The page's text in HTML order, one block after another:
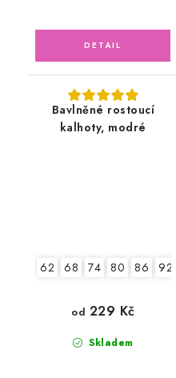
Bavlněné rostoucí
kalhoty, modré
62 68 74 80 86 92
Skladem
od 229 Kč